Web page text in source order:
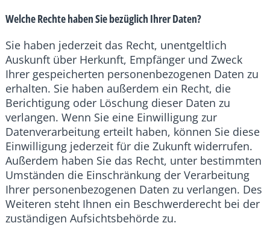
Welche Rechte haben Sie bezüglich Ihrer Daten?
Sie haben jederzeit das Recht, unentgeltlich
Auskunft über Herkunft, Empfänger und Zweck
Ihrer gespeicherten personenbezogenen Daten zu
erhalten. Sie haben außerdem ein Recht, die
Berichtigung oder Löschung dieser Daten zu
verlangen. Wenn Sie eine Einwilligung zur
Datenverarbeitung erteilt haben, können Sie diese
Einwilligung jederzeit für die Zukunft widerrufen.
Außerdem haben Sie das Recht, unter bestimmten
Umständen die Einschränkung der Verarbeitung
Ihrer personenbezogenen Daten zu verlangen. Des
Weiteren steht Ihnen ein Beschwerderecht bei der
zuständigen Aufsichtsbehörde zu.